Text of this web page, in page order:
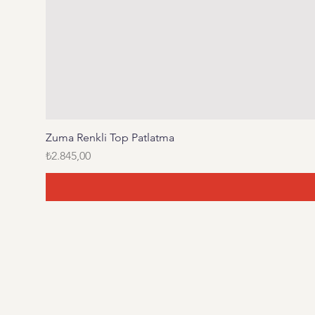
Zuma Renkli Top Patlatma
Fiyat
₺2.845,00